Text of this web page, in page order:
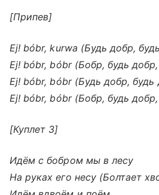
[Припев]
Ej! bóbr, kurwa (Будь добр,
Ej! bóbr, bóbr (Бобр, будь
Ej! bóbr, bóbr (Будь добр, будь
Ej! bóbr, bóbr (Бобр, будь
[Куплет 3]
Идём с бобром мы в лесу
На руках его несу (Болтает